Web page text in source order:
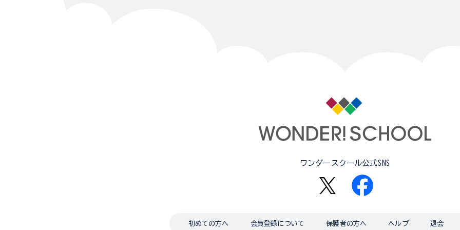
ワンダースクール公式SNS
初めての方へ 会員登録について 保護者の方へ ヘルプ 退会